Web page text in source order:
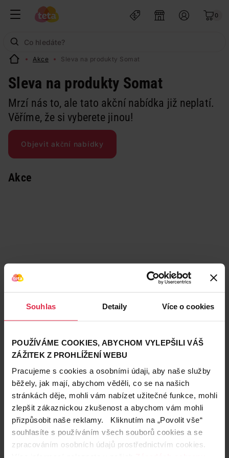
Souhlas Detaily Více o cookies
POUŽÍVÁME COOKIES, ABYCHOM VYLEPŠILI VÁŠ
ZÁŽITEK Z PROHLÍŽENÍ WEBU
Pracujeme s cookies a osobními údaji, aby naše služby
běžely, jak mají, abychom věděli, co se na našich
stránkách děje, mohli vám nabízet užitečné funkce, mohli
zlepšit zákaznickou zkušenost a abychom vám mohli
přizpůsobit naše reklamy. Kliknutím na „Povolit vše“
souhlasíte s používáním všech souborů cookies a se
zpracováním osobních údajů prostřednictvím cookies.
0
Akce Sleva na produkty Somat
Sleva na produkty Somat
Mrzí nás to, ale tato akční nabídka již neplatí.
Věříme, že si vyberete jinou!
Objevit akční nabídky
Akce
Teta prodejny a služby